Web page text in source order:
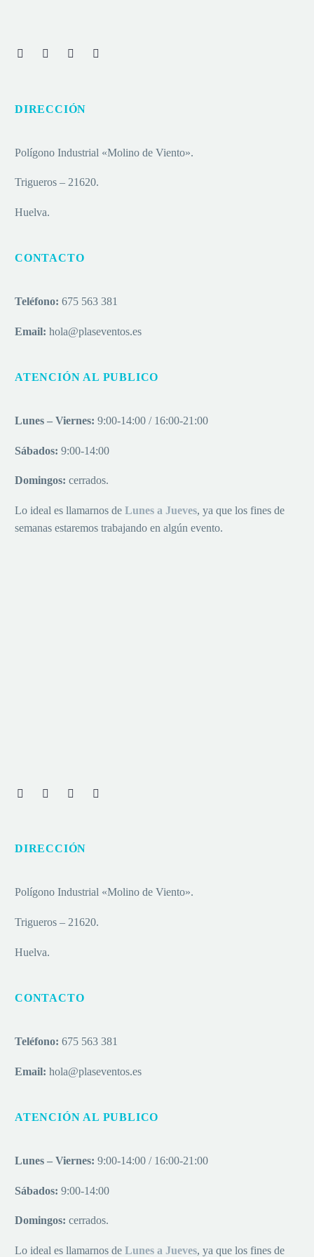
DIRECCIÓN
Polígono Industrial «Molino de Viento».
Trigueros – 21620.
Huelva.
CONTACTO
Teléfono: 675 563 381
Email: hola@plaseventos.es
ATENCIÓN AL PUBLICO
Lunes – Viernes: 9:00-14:00 / 16:00-21:00
Sábados: 9:00-14:00
Domingos: cerrados.
Lo ideal es llamarnos de Lunes a Jueves, ya que los fines de
semanas estaremos trabajando en algún evento.
DIRECCIÓN
Polígono Industrial «Molino de Viento».
Trigueros – 21620.
Huelva.
CONTACTO
Teléfono: 675 563 381
Email: hola@plaseventos.es
ATENCIÓN AL PUBLICO
Lunes – Viernes: 9:00-14:00 / 16:00-21:00
Sábados: 9:00-14:00
Domingos: cerrados.
Lo ideal es llamarnos de Lunes a Jueves, ya que los fines de